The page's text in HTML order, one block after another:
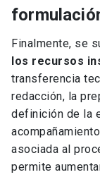
Finalmente, se
los recursos
transferencia
redacción, la
definición de la
asociada al
permite